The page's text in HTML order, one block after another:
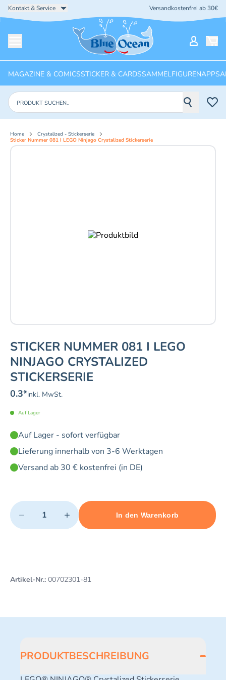
Kontakt & Service Versandkostenfrei ab 30€
Startseite
MAGAZINE & COMICSSTICKER & CARDSSAMMELFIGURENAPPS
Produkte suchen
Home
Crystalized - Stickerserie
Sticker Nummer 081 I LEGO Ninjago Crystalized Stickerserie
STICKER NUMMER 081 I LEGO
NINJAGO CRYSTALIZED
STICKERSERIE
0.3*inkl. MwSt.
Auf Lager
Auf Lager - sofort verfügbar
Lieferung innerhalb von 3-6 Werktagen
Versand ab 30 € kostenfrei (in DE)
Quantity
− +
Minimum quantity: 1 Maximum quantity: 3
In den Warenkorb
Add 1 item to cart
Artikel-Nr.: 00702301-81
PRODUKTBESCHREIBUNG